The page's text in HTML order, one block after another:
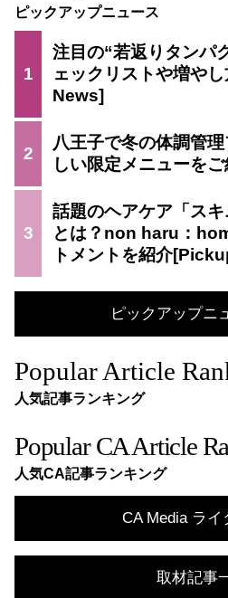
ピックアップニュース
1
注目の“若返りタンパ
ェックリストや増やし
2
八王子で冬の体調管
しい限定メニューを
3
話題のヘアケア「スキ
とは？non haru：
トメントを紹介
ピックアップニ
Popular Article
人気記事ランキング
Popular CA Article
人気CA記事ランキング
CA Media ライ
取材記事